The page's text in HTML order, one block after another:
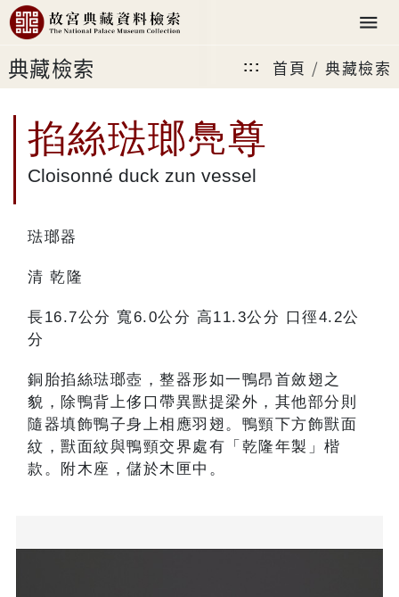
典藏檢索 ::: 首頁 典藏檢索
掐絲琺瑯鳧尊
Cloisonné duck zun vessel
琺瑯器
清 乾隆
長16.7公分 寬6.0公分 高11.3公分 口徑4.2公
分
銅胎掐絲琺瑯壺，整器形如一鴨昂首斂翅之
貌，除鴨背上侈口帶異獸提梁外，其他部分則
隨器填飾鴨子身上相應羽翅。鴨頸下方飾獸面
紋，獸面紋與鴨頸交界處有「乾隆年製」楷
款。附木座，儲於木匣中。